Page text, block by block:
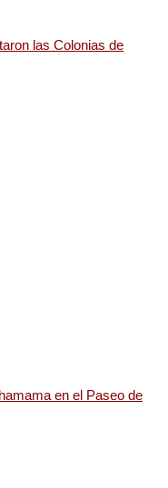
las Colonias de
en el Paseo de